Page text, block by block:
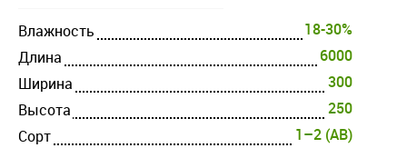
Влажность
18-30%
Длина
6000
Ширина
300
Высота
250
Cорт
1–2 (AB)